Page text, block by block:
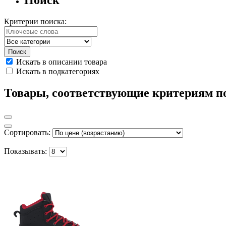
Критерии поиска:
Искать в описании товара
Искать в подкатегориях
Товары, соответствующие критериям
Сортировать:
Показывать: